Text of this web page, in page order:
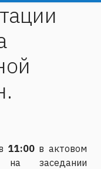
11:00в актовом
заседании